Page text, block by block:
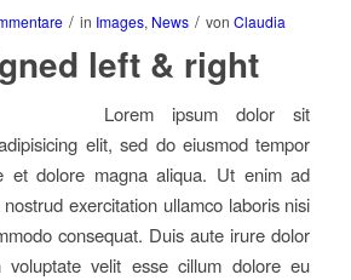
/ in Images, News / von Claudia
left & right
Lorem ipsum dolor sit
elit, sed do eiusmod tempor
et dolore magna aliqua. Ut enim ad
exercitation ullamco laboris nisi
consequat. Duis aute irure dolor
voluptate velit esse cillum dolore eu